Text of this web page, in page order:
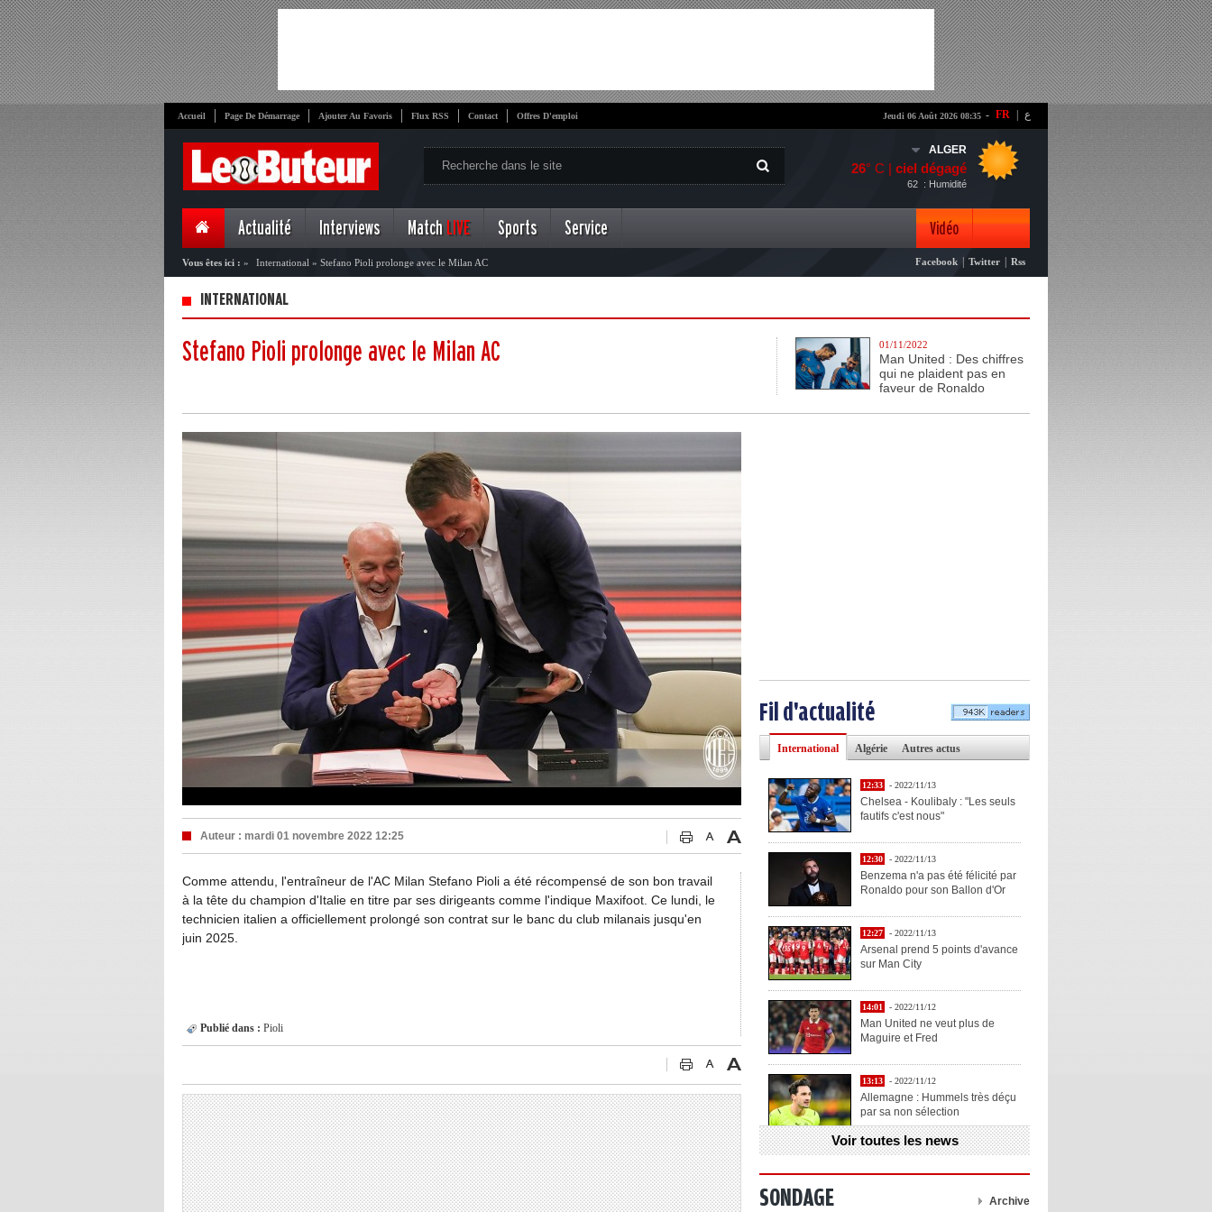
- FR ع Accueil Page De Démarrage Ajouter Au Favoris Flux RSS Contact Offres D'emploi Jeudi 06 Août 2026 08:35
ALGER
26° C | ciel dégagé
: Humidité
62
Actualité Interviews Match LIVE Sports Service Vidéo
Photo
Vous êtes ici : » International » Stefano Pioli prolonge avec le Milan AC Facebook Twitter Rss
INTERNATIONAL
Stefano Pioli prolonge avec le Milan AC 01/11/2022
Man United : Des chiffres
qui ne plaident pas en
faveur de Ronaldo
Auteur : mardi 01 novembre 2022 12:25
Comme attendu, l'entraîneur de l'AC Milan Stefano Pioli a été récompensé de son bon travail
à la tête du champion d'Italie en titre par ses dirigeants comme l'indique Maxifoot. Ce lundi, le
technicien italien a officiellement prolongé son contrat sur le banc du club milanais jusqu'en
juin 2025.
Publié dans : Pioli
Fil d'actualité
International Algérie Autres actus
12:33 - 2022/11/13
Chelsea - Koulibaly : "Les seuls
fautifs c'est nous"
12:30 - 2022/11/13
Benzema n'a pas été félicité par
Ronaldo pour son Ballon d'Or
12:27 - 2022/11/13
Arsenal prend 5 points d'avance
sur Man City
14:01 - 2022/11/12
Man United ne veut plus de
Maguire et Fred
13:13 - 2022/11/12
Allemagne : Hummels très déçu
par sa non sélection
13:11 - 2022/11/12
Henry explique la chose qu'il
Voir toutes les news
SONDAGE Archive